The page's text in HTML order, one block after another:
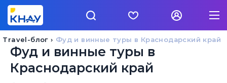
Фуд и винные туры в Краснодарский край
Travel-блог
Фуд и винные туры в
Краснодарский край